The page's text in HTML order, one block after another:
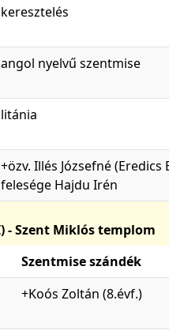
keresztelés
angol nyelvű szentmise
litánia
+özv. Illés Józsefné
felesége Hajdu Irén
- Szent Miklós templom
Szentmise szándék
+Koós Zoltán (8.évf.)